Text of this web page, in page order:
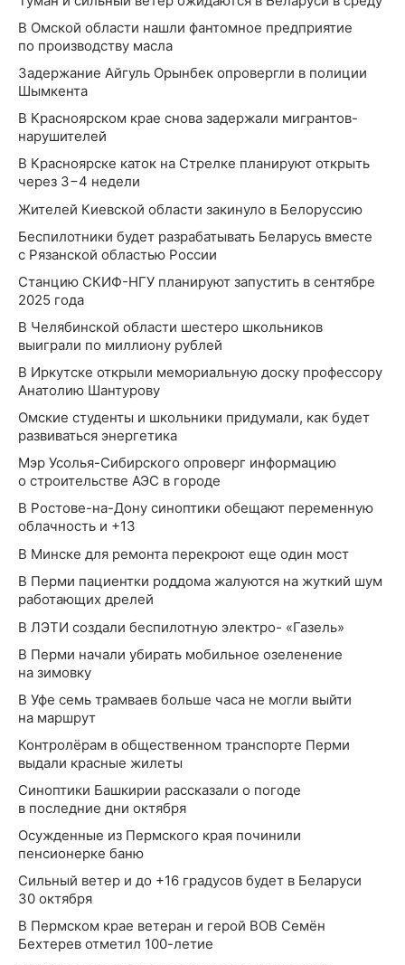
В Омской области нашли фантомное предприятие
по производству масла
Задержание Айгуль Орынбек опровергли в полиции
Шымкента
В Красноярском крае снова задержали мигрантов-
нарушителей
В Красноярске каток на Стрелке планируют открыть
через 3−4 недели
Жителей Киевской области закинуло в Белоруссию
Беспилотники будет разрабатывать Беларусь вместе
с Рязанской областью России
Станцию СКИФ-НГУ планируют запустить в сентябре
2025 года
В Челябинской области шестеро школьников
выиграли по миллиону рублей
В Иркутске открыли мемориальную доску профессору
Анатолию Шантурову
Омские студенты и школьники придумали, как будет
развиваться энергетика
Мэр Усолья-Сибирского опроверг информацию
о строительстве АЭС в городе
В Ростове-на-Дону синоптики обещают переменную
облачность и +13
В Минске для ремонта перекроют еще один мост
В Перми пациентки роддома жалуются на жуткий шум
работающих дрелей
В ЛЭТИ создали беспилотную электро- «Газель»
В Перми начали убирать мобильное озеленение
на зимовку
В Уфе семь трамваев больше часа не могли выйти
на маршрут
Контролёрам в общественном транспорте Перми
выдали красные жилеты
Синоптики Башкирии рассказали о погоде
в последние дни октября
Осужденные из Пермского края починили
пенсионерке баню
Сильный ветер и до +16 градусов будет в Беларуси
30 октября
В Пермском крае ветеран и герой ВОВ Семён
Бехтерев отметил 100-летие